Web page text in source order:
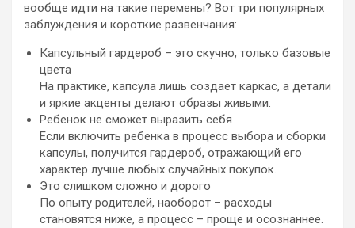
вообще идти на такие перемены? Вот три популярных
заблуждения и короткие развенчания:
Капсульный гардероб – это скучно, только базовые
цвета
На практике, капсула лишь создает каркас, а детали
и яркие акценты делают образы живыми.
Ребенок не сможет выразить себя
Если включить ребенка в процесс выбора и сборки
капсулы, получится гардероб, отражающий его
характер лучше любых случайных покупок.
Это слишком сложно и дорого
По опыту родителей, наоборот – расходы
становятся ниже, а процесс – проще и осознаннее.